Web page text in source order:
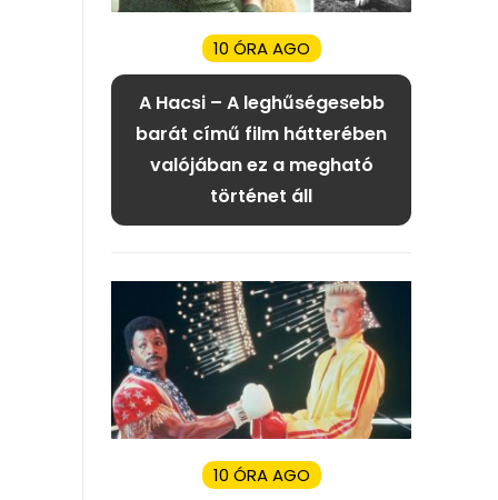
10 ÓRA AGO
A Hacsi – A leghűségesebb
barát című film hátterében
valójában ez a megható
történet áll
10 ÓRA AGO